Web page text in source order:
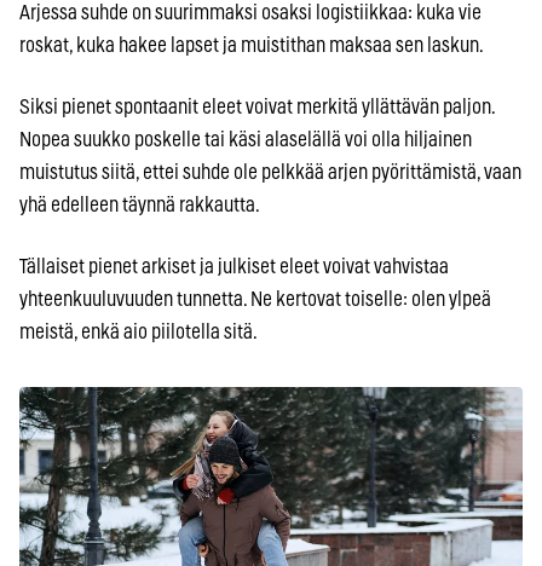
Arjessa suhde on suurimmaksi osaksi logistiikkaa: kuka vie
roskat, kuka hakee lapset ja muistithan maksaa sen laskun.
Siksi pienet spontaanit eleet voivat merkitä yllättävän paljon.
Nopea suukko poskelle tai käsi alaselällä voi olla hiljainen
muistutus siitä, ettei suhde ole pelkkää arjen pyörittämistä, vaan
yhä edelleen täynnä rakkautta.
Tällaiset pienet arkiset ja julkiset eleet voivat vahvistaa
yhteenkuuluvuuden tunnetta. Ne kertovat toiselle: olen ylpeä
meistä, enkä aio piilotella sitä.